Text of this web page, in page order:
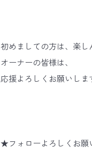
初めましての方は、楽し
オーナーの皆様は、
応援よろしくお願いしま
★フォローよろしくお願